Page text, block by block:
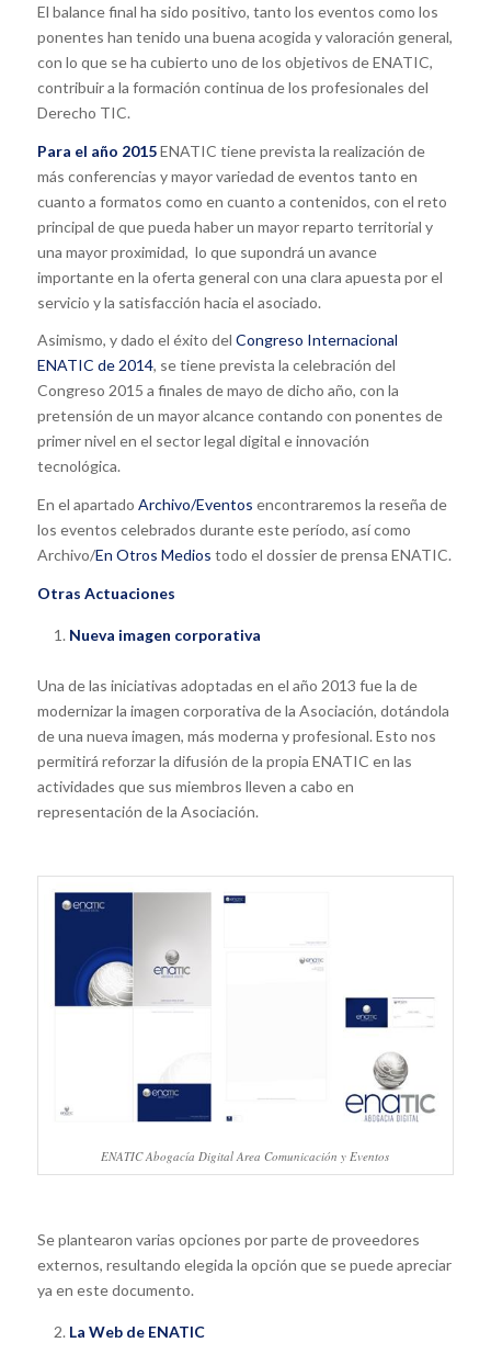
El balance final ha sido positivo, tanto los eventos como los
ponentes han tenido una buena acogida y valoración general,
con lo que se ha cubierto uno de los objetivos de ENATIC,
contribuir a la formación continua de los profesionales del
Derecho TIC.
Para el año 2015ENATIC tiene prevista la realización de
más conferencias y mayor variedad de eventos tanto en
cuanto a formatos como en cuanto a contenidos, con el reto
principal de que pueda haber un mayor reparto territorial y
una mayor proximidad, lo que supondrá un avance
importante en la oferta general con una clara apuesta por el
servicio y la satisfacción hacia el asociado.
Asimismo, y dado el éxito del Congreso Internacional
ENATIC de 2014, se tiene prevista la celebración del
Congreso 2015 a finales de mayo de dicho año, con la
pretensión de un mayor alcance contando con ponentes de
primer nivel en el sector legal digital e innovación
tecnológica.
En el apartado Archivo/Eventos encontraremos la reseña de
los eventos celebrados durante este período, así como
Archivo/En Otros Medios todo el dossier de prensa ENATIC.
Otras Actuaciones
Nueva imagen corporativa
Una de las iniciativas adoptadas en el año 2013 fue la de
modernizar la imagen corporativa de la Asociación, dotándola
de una nueva imagen, más moderna y profesional. Esto nos
permitirá reforzar la difusión de la propia ENATIC en las
actividades que sus miembros lleven a cabo en
representación de la Asociación.
ENATIC Abogacía Digital Area Comunicación y Eventos
Se plantearon varias opciones por parte de proveedores
externos, resultando elegida la opción que se puede apreciar
ya en este documento.
La Web de ENATIC